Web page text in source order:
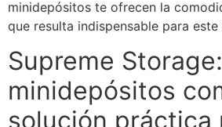
minidepósitos te ofrecen la
que resulta indispensable para
Supreme Storage:
minidepósitos
solución práctica